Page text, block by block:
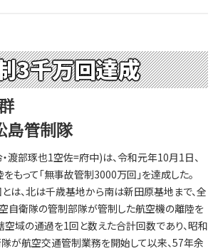
3千万回達成
島管制隊
渡部琢也1空佐=府中)は、令和元年10月1日、
もって「無事故管制3000万回」を達成した。
、北は千歳基地から南は新田原基地まで、全
自衛隊の管制部隊が管制した航空機の離陸を
域の通過を1回と数えた合計回数であり、昭和
が航空交通管制業務を開始して以来、57年余